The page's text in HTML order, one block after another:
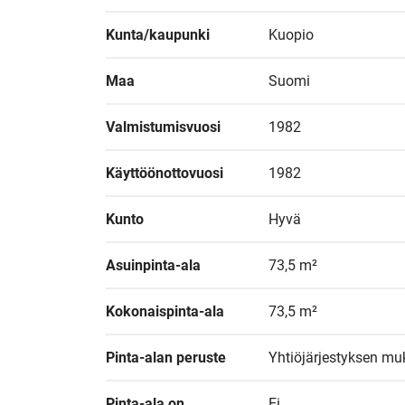
Kunta/kaupunki Kuopio
Maa Suomi
Valmistumisvuosi 1982
Käyttöönottovuosi 1982
Kunto Hyvä
Asuinpinta-ala 73,5 m²
Kokonaispinta-ala 73,5 m²
Pinta-alan peruste Yhtiöjärjestyksen